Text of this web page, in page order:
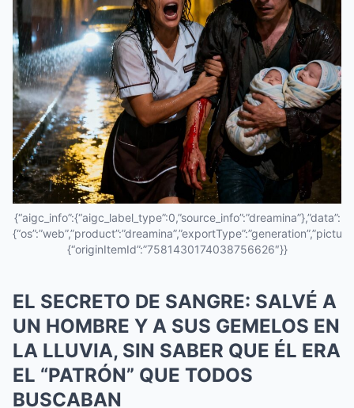
{“aigc_info”:{“aigc_label_type”:0,”source_info”:”dreamina”},”data”:
{“originItemId”:”7581430174038756626″}}
EL SECRETO DE SANGRE: SALVÉ A
UN HOMBRE Y A SUS GEMELOS EN
LA LLUVIA, SIN SABER QUE ÉL ERA
EL “PATRÓN” QUE TODOS
BUSCABAN